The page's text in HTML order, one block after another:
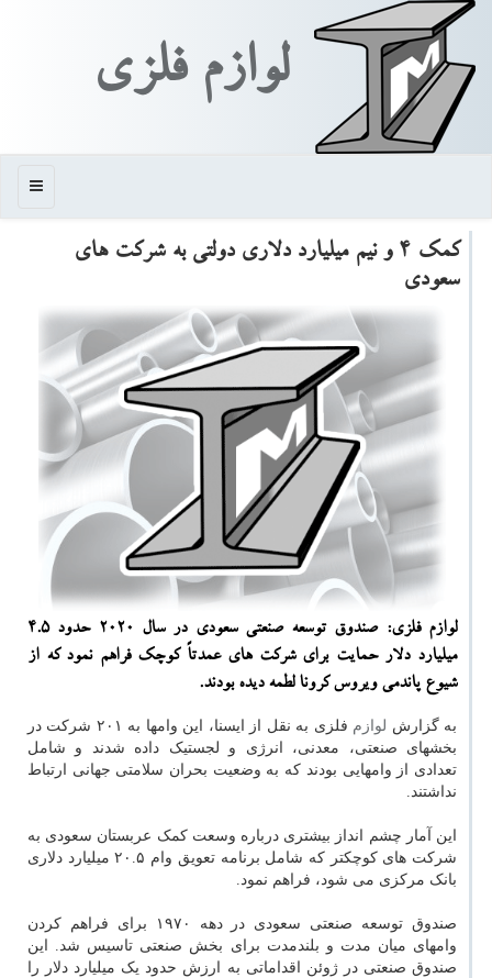
لوازم فلزی
منو
كمك ۴ و نیم میلیارد دلاری دولتی به شركت های
سعودی
لوازم فلزی: صندوق توسعه صنعتی سعودی در سال 2020 حدود 4.5
میلیارد دلار حمایت برای شرکت های عمدتاً کوچک فراهم نمود که از
شیوع پاندمی ویروس کرونا لطمه دیده بودند.
به گزارش لوازم
فلزی به نقل از ایسنا، این وامها به ۲۰۱ شرکت در
بخشهای صنعتی، معدنی، انرژی و لجستیک داده شدند و شامل
تعدادی از وامهایی بودند که به وضعیت بحران سلامتی جهانی ارتباط
نداشتند.
این آمار چشم انداز بیشتری درباره وسعت کمک عربستان سعودی به
شرکت های کوچکتر که شامل برنامه تعویق وام ۲۰.۵ میلیارد دلاری
بانک مرکزی می شود، فراهم نمود.
صندوق توسعه صنعتی سعودی در دهه ۱۹۷۰ برای فراهم کردن
وامهای میان مدت و بلندمدت برای بخش صنعتی تاسیس شد. این
صندوق صنعتی در ژوئن اقداماتی به ارزش حدود یک میلیارد دلار را